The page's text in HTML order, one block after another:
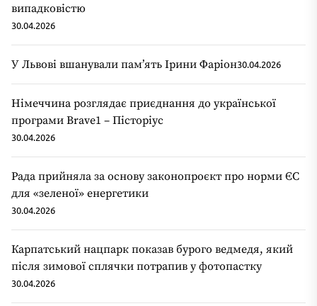
випадковістю
30.04.2026
У Львові вшанували пам’ять Ірини Фаріон30.04.2026
Німеччина розглядає приєднання до української
програми Brave1 – Пісторіус
30.04.2026
Рада прийняла за основу законопроєкт про норми ЄС
для «зеленої» енергетики
30.04.2026
Карпатський нацпарк показав бурого ведмедя, який
після зимової сплячки потрапив у фотопастку
30.04.2026